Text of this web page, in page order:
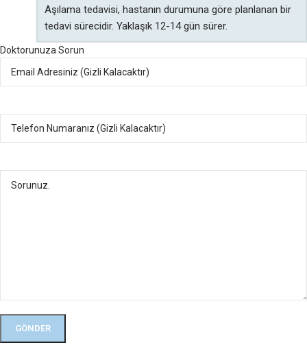
Aşılama tedavisi, hastanın durumuna göre planlanan bir
tedavi sürecidir. Yaklaşık 12-14 gün sürer.
Doktorunuza Sorun